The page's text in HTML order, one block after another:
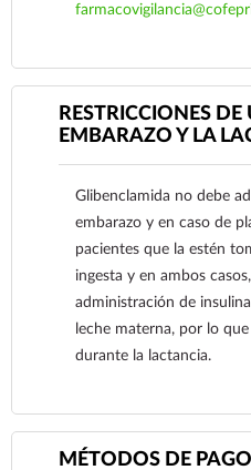
RESTRICCIONES
EMBARAZO Y LA
Glibenclamida no debe
embarazo y en caso de
pacientes que la estén
ingesta y en ambos
administración de
leche materna, por lo
durante la lactancia.
MÉTODOS DE PAGO